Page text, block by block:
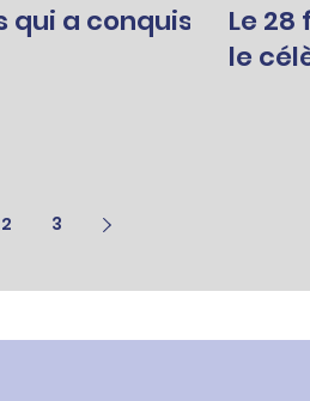
qui a conquis
Le 28
le
2 3